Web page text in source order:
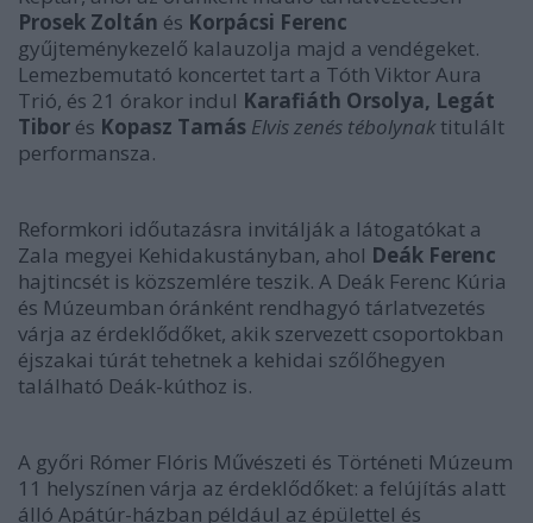
Prosek Zoltán és Korpácsi Ferenc
gyűjteménykezelő kalauzolja majd a vendégeket.
Lemezbemutató koncertet tart a Tóth Viktor Aura
Trió, és 21 órakor indul Karafiáth Orsolya, Legát
Tibor és Kopasz Tamás Elvis zenés tébolynak titulált
performansza.
Reformkori időutazásra invitálják a látogatókat a
Zala megyei Kehidakustányban, ahol Deák Ferenc
hajtincsét is közszemlére teszik. A Deák Ferenc Kúria
és Múzeumban óránként rendhagyó tárlatvezetés
várja az érdeklődőket, akik szervezett csoportokban
éjszakai túrát tehetnek a kehidai szőlőhegyen
található Deák-kúthoz is.
A győri Rómer Flóris Művészeti és Történeti Múzeum
11 helyszínen várja az érdeklődőket: a felújítás alatt
álló Apátúr-házban például az épülettel és